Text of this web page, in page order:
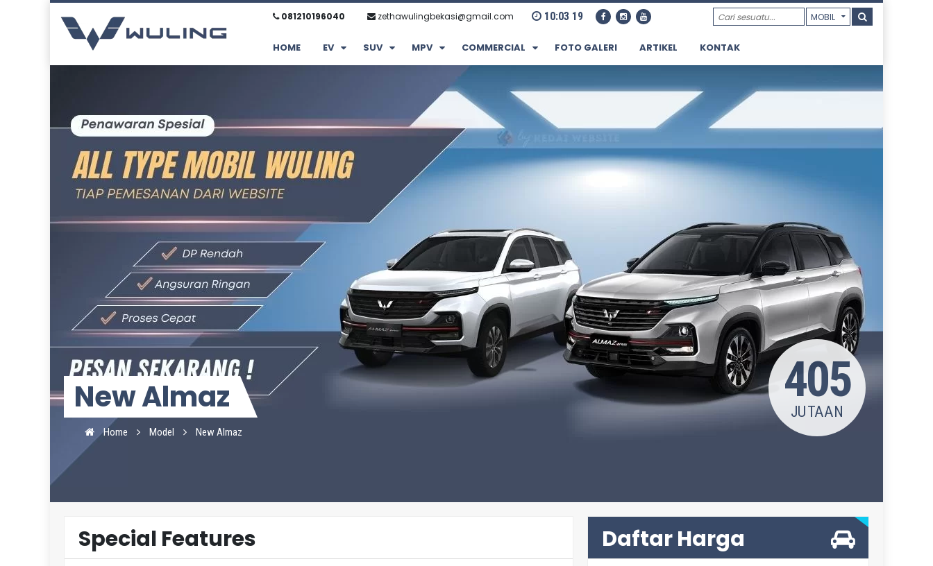
081210196040 zethawulingbekasi@gmail.com 10:03 20
HOME EV SUV MPV COMMERCIAL FOTO GALERI ARTIKEL KONTAK
New Almaz
Home Model New Almaz
405
JUTAAN
Daftar Harga
Special Features